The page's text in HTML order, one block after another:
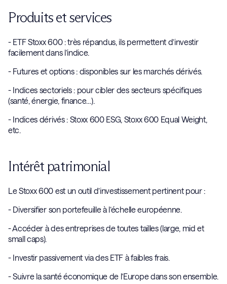
Produits et services
- ETF Stoxx 600 : très répandus, ils permettent d’investir
facilement dans l’indice.
- Futures et options : disponibles sur les marchés dérivés.
- Indices sectoriels : pour cibler des secteurs spécifiques
(santé, énergie, finance…).
- Indices dérivés : Stoxx 600 ESG, Stoxx 600 Equal Weight,
etc.
Intérêt patrimonial
Le Stoxx 600 est un outil d’investissement pertinent pour :
- Diversifier son portefeuille à l’échelle européenne.
- Accéder à des entreprises de toutes tailles (large, mid et
small caps).
- Investir passivement via des ETF à faibles frais.
- Suivre la santé économique de l’Europe dans son ensemble.